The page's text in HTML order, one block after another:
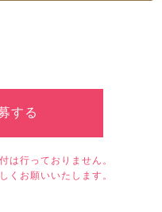
する
は行っておりません。
くお願いいたします。